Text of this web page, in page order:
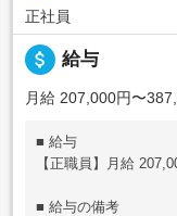
正社員
attach_money 給与
月給 207,000円〜
■ 給与
【正職員】月給
■ 給与の備考